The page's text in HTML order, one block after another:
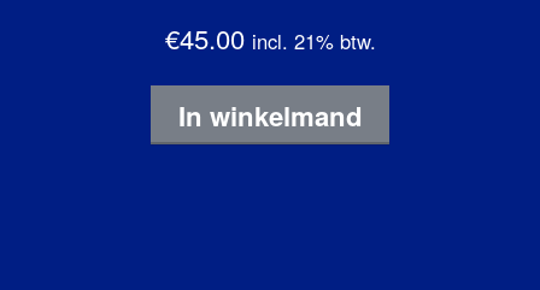
€45.00 incl. 21% btw.
In winkelmand